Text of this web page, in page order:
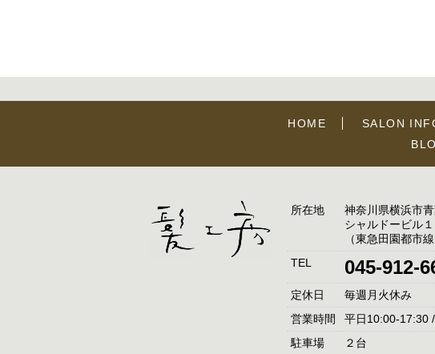
HOME SALON
所在地
神奈川県横浜市
シャルドービル１
（東急田園都市
TEL
045-912-
定休日
毎週月火休み
営業時間
平日10:00-17:30
駐車場
２台